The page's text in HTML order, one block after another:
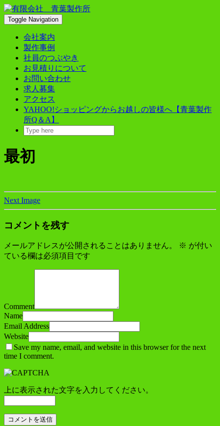
Skip
to
content
Toggle Navigation
会社案内
製作事例
社員のつぶやき
お見積りについて
お問い合わせ
求人募集
アクセス
YAHOO!ショッピングからお越しの皆様へ【青葉製作
所Q＆A】
最初
Next Image
コメントを残す
メールアドレスが公開されることはありません。 ※ が付い
ている欄は必須項目です
Comment
Name
Email Address
Website
Save my name, email, and website in this browser for the next
time I comment.
上に表示された文字を入力してください。